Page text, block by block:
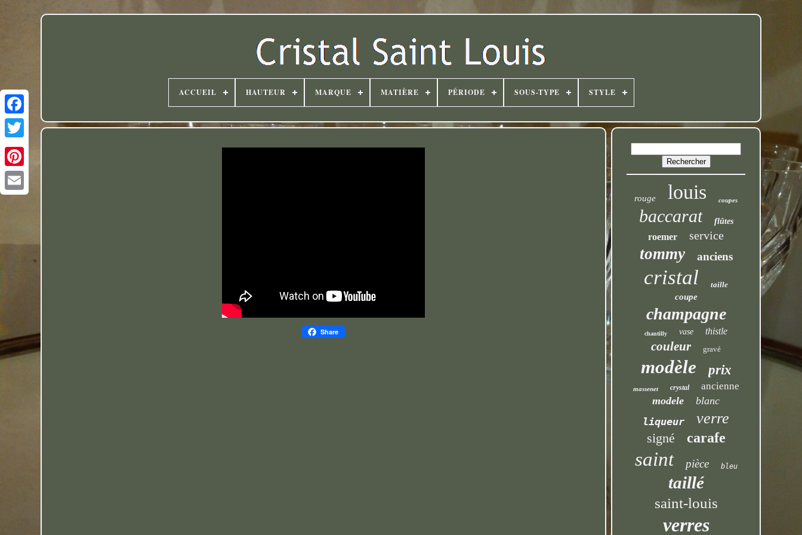
Twitter
ACCUEIL HAUTEUR MARQUE MATIÈRE PÉRIODE SOUS-TYPE STYLE
Share
rouge louis coupes
baccarat flûtes
roemer service
tommy anciens
cristal taille
coupe
champagne
chantilly vase thistle
couleur gravé
modèle prix
massenet crystal ancienne
modele
blanc
liqueur
verre
signé carafe
saint pièce bleu
taillé
saint-louis
verres